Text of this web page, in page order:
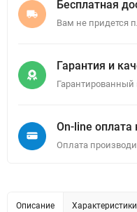
Бесплатная
Вам не придется
Гарантия и
Гарантированный
On-line оплата
Оплата
Описание Характеристики